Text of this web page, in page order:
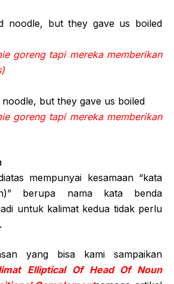
noodle, but they gave us boiled
goreng tapi mereka memberikan
but they gave us boiled
goreng tapi mereka memberikan
mempunyai kesamaan “kata
berupa nama kata benda
untuk kalimat kedua tidak perlu
yang bisa kami sampaikan
Elliptical Of Head Of Noun